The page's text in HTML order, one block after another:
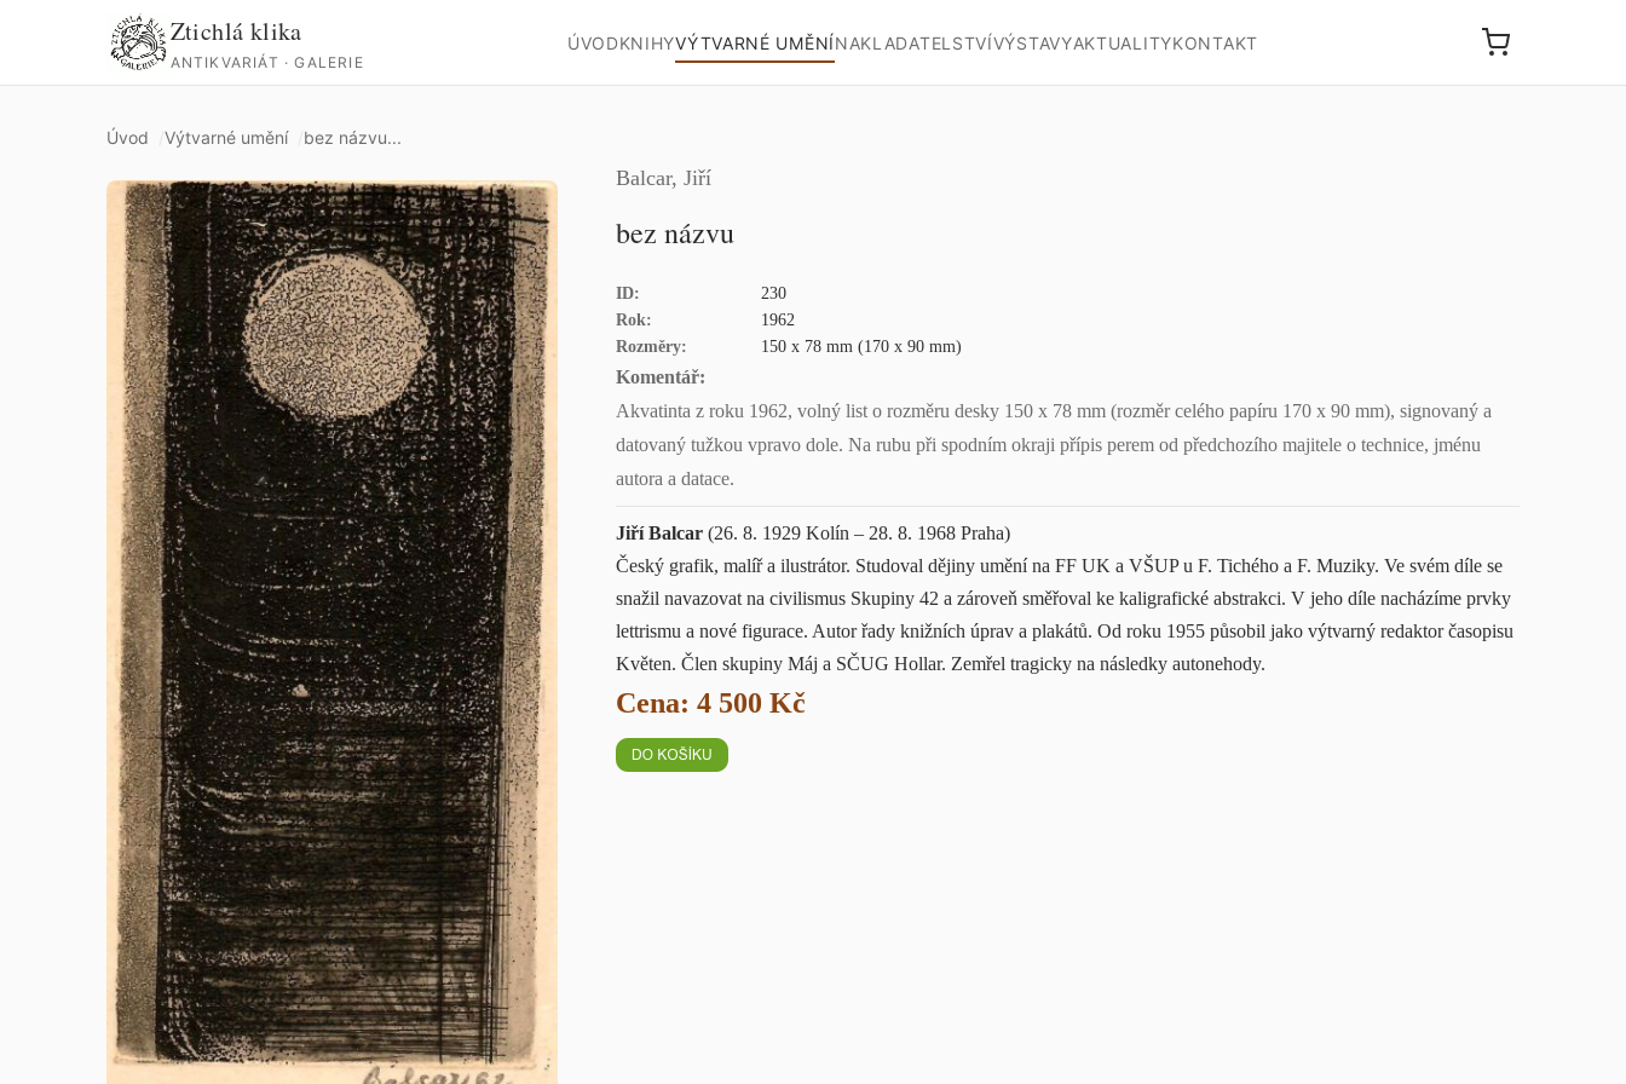
Ztichlá klika
ANTIKVARIÁT · GALERIE
ÚVODKNIHYVÝTVARNÉ UMĚNÍNAKLADATELSTVÍVÝSTAVYAKTUALITYKONTAKT
Úvod Výtvarné umění bez názvu...
Balcar, Jiří
bez názvu
ID:
230
Rok:
1962
Rozměry:
150 x 78 mm (170 x 90 mm)
Komentář:
Akvatinta z roku 1962, volný list o rozměru desky 150 x 78 mm (rozměr celého papíru 170 x 90 mm), signovaný a
datovaný tužkou vpravo dole. Na rubu při spodním okraji přípis perem od předchozího majitele o technice, jménu
autora a datace.
Jiří Balcar (26. 8. 1929 Kolín – 28. 8. 1968 Praha)
Český grafik, malíř a ilustrátor. Studoval dějiny umění na FF UK a VŠUP u F. Tichého a F. Muziky. Ve svém díle se
snažil navazovat na civilismus Skupiny 42 a zároveň směřoval ke kaligrafické abstrakci. V jeho díle nacházíme prvky
lettrismu a nové figurace. Autor řady knižních úprav a plakátů. Od roku 1955 působil jako výtvarný redaktor časopisu
Květen. Člen skupiny Máj a SČUG Hollar. Zemřel tragicky na následky autonehody.
Cena: 4 500 Kč